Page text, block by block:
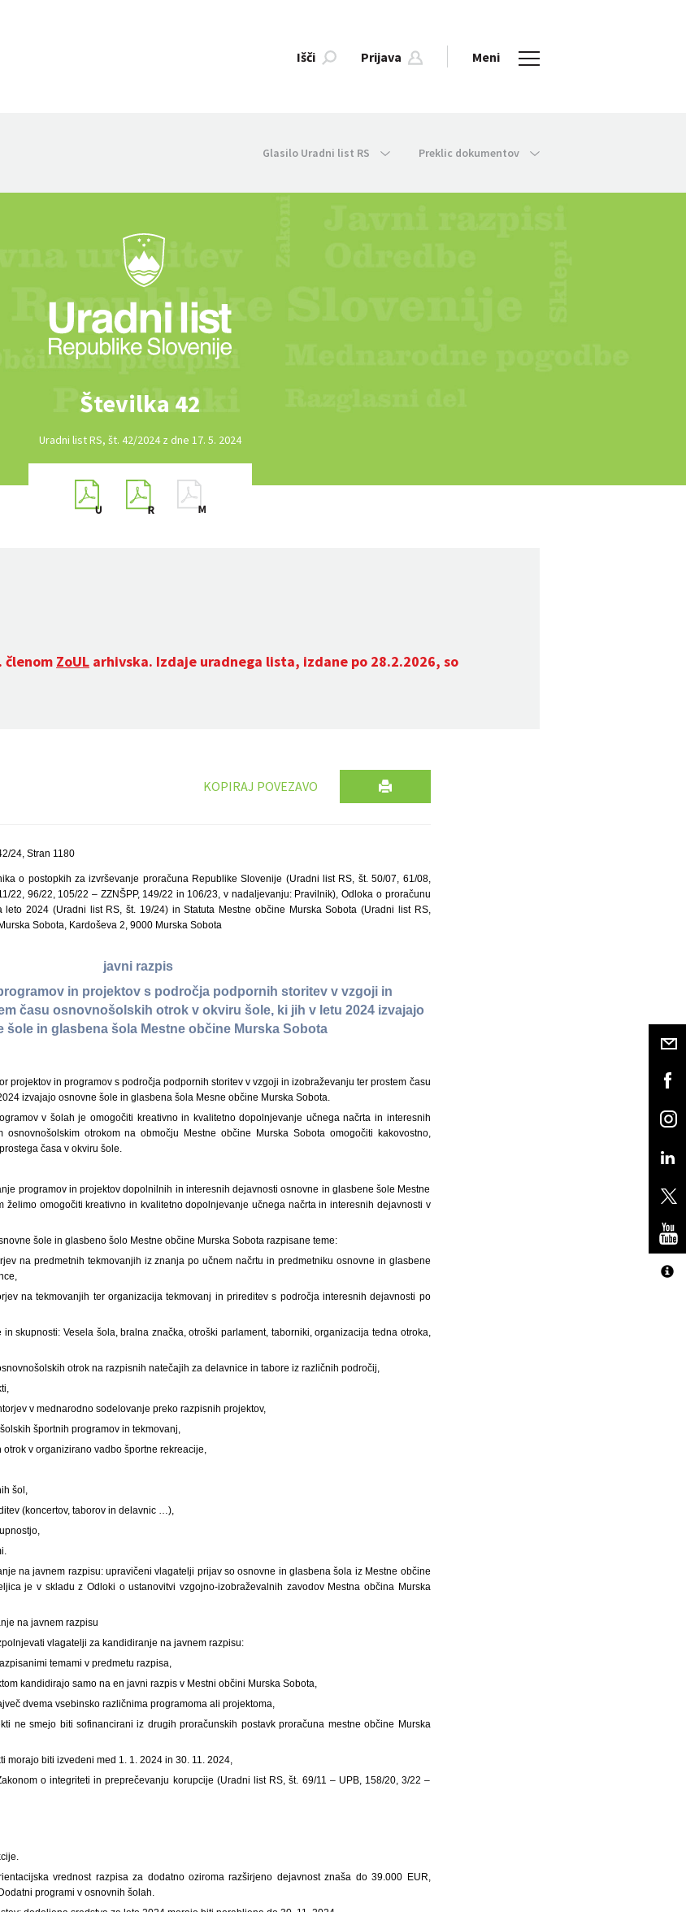
Išči Prijava Meni
Glasilo Uradni list RS Preklic dokumentov
Številka 42
Uradni list RS, št. 42/2024 z dne 17. 5. 2024
členom ZoUL arhivska. Izdaje uradnega lista, izdane po 28.2.2026, so
KOPIRAJ POVEZAVO
24, Stran 1180
o postopkih za izvrševanje proračuna Republike Slovenije (Uradni list RS, št. 50/07, 61/08,
22, 96/22, 105/22 – ZZNŠPP, 149/22 in 106/23, v nadaljevanju: Pravilnik), Odloka o proračunu
leto 2024 (Uradni list RS, št. 19/24) in Statuta Mestne občine Murska Sobota (Uradni list RS,
Sobota, Kardoševa 2, 9000 Murska Sobota
javni razpis
in projektov s področja podpornih storitev v vzgoji in
času osnovnošolskih otrok v okviru šole, ki jih v letu 2024 izvajajo
šole in glasbena šola Mestne občine Murska Sobota
projektov in programov s področja podpornih storitev v vzgoji in izobraževanju ter prostem času
izvajajo osnovne šole in glasbena šola Mesne občine Murska Sobota.
v šolah je omogočiti kreativno in kvalitetno dopolnjevanje učnega načrta in interesnih
otrokom na območju Mestne občine Murska Sobota omogočiti kakovostno,
časa v okviru šole.
programov in projektov dopolnilnih in interesnih dejavnosti osnovne in glasbene šole Mestne
želimo omogočiti kreativno in kvalitetno dopolnjevanje učnega načrta in interesnih dejavnosti v
šole in glasbeno šolo Mestne občine Murska Sobota razpisane teme:
na predmetnih tekmovanjih iz znanja po učnem načrtu in predmetniku osnovne in glasbene
na tekmovanjih ter organizacija tekmovanj in prireditev s področja interesnih dejavnosti po
skupnosti: Vesela šola, bralna značka, otroški parlament, taborniki, organizacija tedna otroka,
otrok na razpisnih natečajih za delavnice in tabore iz različnih področij,
v mednarodno sodelovanje preko razpisnih projektov,
športnih programov in tekmovanj,
v organizirano vadbo športne rekreacije,
šol,
(koncertov, taborov in delavnic …),
na javnem razpisu: upravičeni vlagatelji prijav so osnovne in glasbena šola iz Mestne občine
je v skladu z Odloki o ustanovitvi vzgojno-izobraževalnih zavodov Mestna občina Murska
na javnem razpisu
vlagatelji za kandidiranje na javnem razpisu:
temami v predmetu razpisa,
kandidirajo samo na en javni razpis v Mestni občini Murska Sobota,
dvema vsebinsko različnima programoma ali projektoma,
ne smejo biti sofinancirani iz drugih proračunskih postavk proračuna mestne občine Murska
morajo biti izvedeni med 1. 1. 2024 in 30. 11. 2024,
o integriteti in preprečevanju korupcije (Uradni list RS, št. 69/11 – UPB, 158/20, 3/22 –
vrednost razpisa za dodatno oziroma razširjeno dejavnost znaša do 39.000 EUR,
programi v osnovnih šolah.